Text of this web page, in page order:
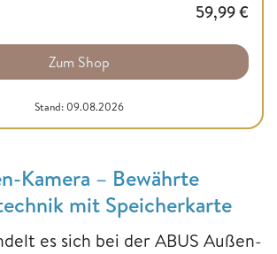
59,99€
Zum Shop
Stand: 09.08.2026
Kamera – Bewährte
mit Speicherkarte
es sich bei der ABUS Außen-